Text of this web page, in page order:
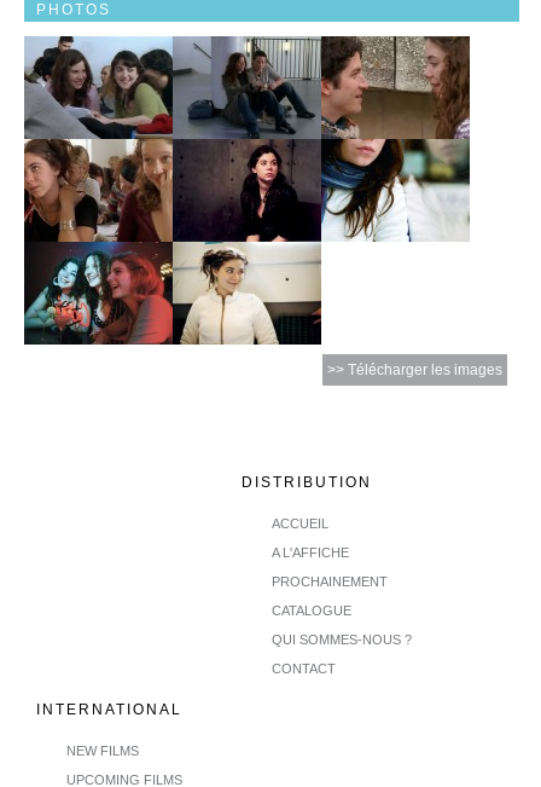
PHOTOS
>> Télécharger les images
DISTRIBUTION
ACCUEIL
A L'AFFICHE
PROCHAINEMENT
CATALOGUE
QUI SOMMES-NOUS ?
CONTACT
INTERNATIONAL
NEW FILMS
UPCOMING FILMS